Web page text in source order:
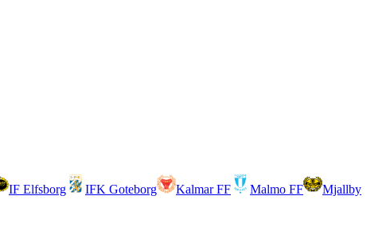
IF Elfsborg IFK Goteborg Kalmar FF Malmo FF
Mjallby